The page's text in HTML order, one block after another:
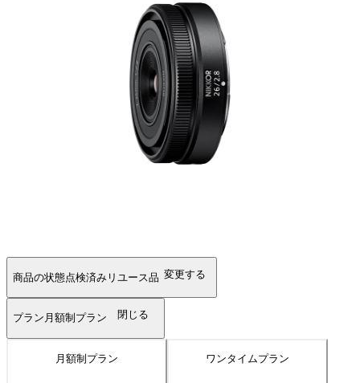
商品の状態点検済みリユース品 変更する
プラン 月額制プラン 閉じる
月額制プラン ワンタイムプラン